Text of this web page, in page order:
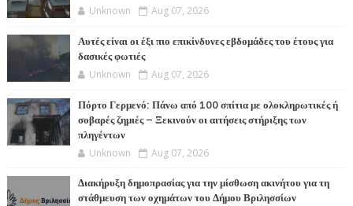
Unknown Aug 07, 2026
Αυτές είναι οι έξι πιο επικίνδυνες εβδομάδες του έτους για
δασικές φωτιές
Unknown Aug 07, 2026
Πόρτο Γερμενό: Πάνω από 100 σπίτια με ολοκληρωτικές ή
σοβαρές ζημιές – Ξεκινούν οι αιτήσεις στήριξης των
πληγέντων
Unknown Aug 07, 2026
Διακήρυξη δημοπρασίας για την μίσθωση ακινήτου για τη
στάθμευση των οχημάτων του Δήμου Βριλησσίων